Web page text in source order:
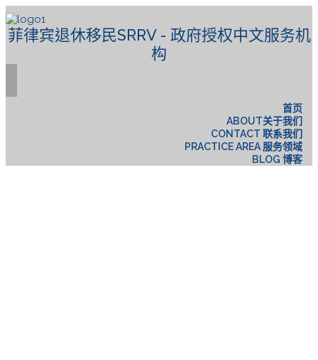
菲律宾退休移民SRRV - 政府授权中文服务机
构
首页
ABOUT关于我们
CONTACT 联系我们
PRACTICE AREA 服务领域
BLOG 博客